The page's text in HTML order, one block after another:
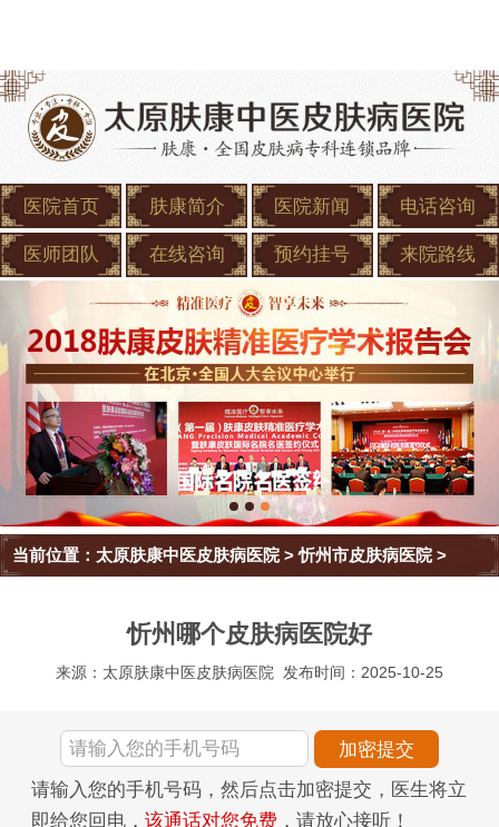
医院首页 肤康简介 医院新闻 电话咨询
医师团队 在线咨询 预约挂号 来院路线
当前位置： 太原肤康中医皮肤病医院>忻州市皮肤病医院>
忻州哪个皮肤病医院好
来源：太原肤康中医皮肤病医院 发布时间：2025-10-25
请输入您的手机号码，然后点击加密提交，医生将立
即给您回电， 该通话对您免费 ，请放心接听！